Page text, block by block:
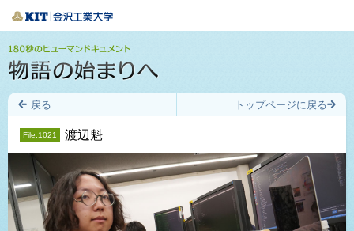
戻る トップページに戻る
File.1021 渡辺魁